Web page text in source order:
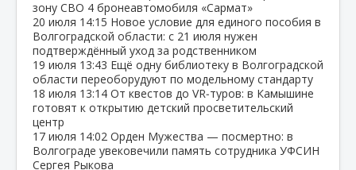
зону СВО 4 бронеавтомобиля «Сармат»
20 июля 14:15 Новое условие для единого пособия в
Волгоградской области: с 21 июля нужен
подтверждённый уход за родственником
19 июля 13:43 Ещё одну библиотеку в Волгоградской
области переоборудуют по модельному стандарту
18 июля 13:14 От квестов до VR‑туров: в Камышине
готовят к открытию детский просветительский
центр
17 июля 14:02 Орден Мужества — посмертно: в
Волгограде увековечили память сотрудника УФСИН
Сергея Рыкова